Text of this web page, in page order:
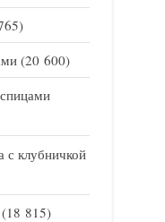
(20 600)
с клубничкой
(18 815)